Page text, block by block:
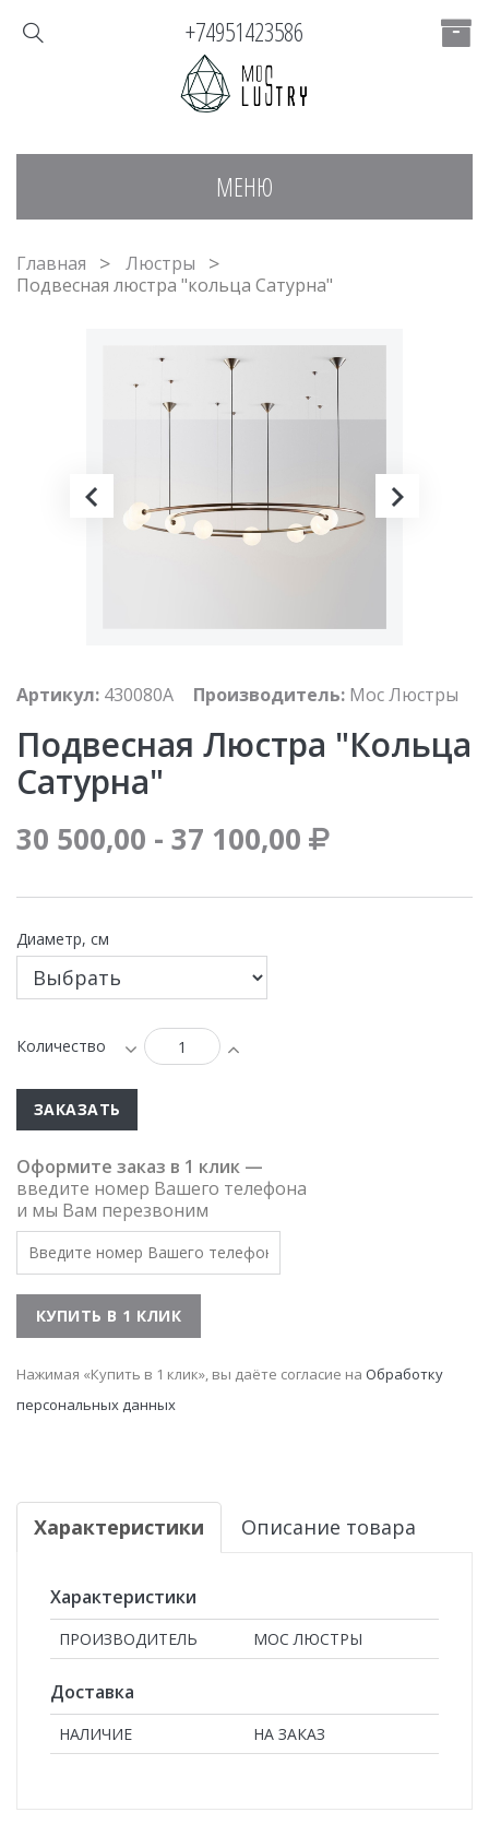
МЕНЮ
+74951423586
Главная
Люстры
Подвесная люстра "кольца Сатурна"
Артикул: 430080A Производитель: Мос Люстры
Подвесная Люстра "кольца
Сатурна"
30 500,00 - 37 100,00
Диаметр, см
Количество
ЗАКАЗАТЬ
Оформите заказ в 1 клик —
введите номер Вашего телефона
и мы Вам перезвоним
Нажимая «Купить в 1 клик», вы даёте согласие на Обработку
персональных данных
Характеристики Описание товара
Характеристики
ПРОИЗВОДИТЕЛЬ МОС ЛЮСТРЫ
Доставка
НАЛИЧИЕ НА ЗАКАЗ